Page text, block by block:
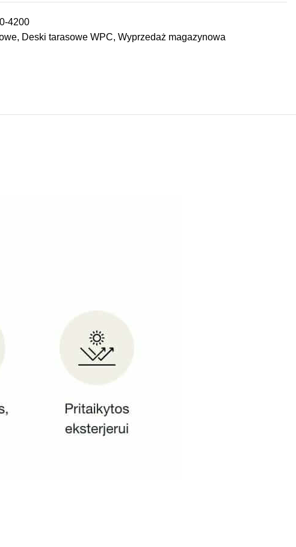
4200
, Deski tarasowe WPC, Wyprzedaż magazynowa